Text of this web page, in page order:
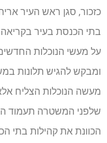
כזכור, סגן ראש העיר
בתי הכנסת בעיר בקריאה
על מעשי הנוכלות
ומבקש להגיש תלונות
מעשה הנוכלות הצליח
שלפני המשטרה תעמוד
הכוונת את קהילות בתי